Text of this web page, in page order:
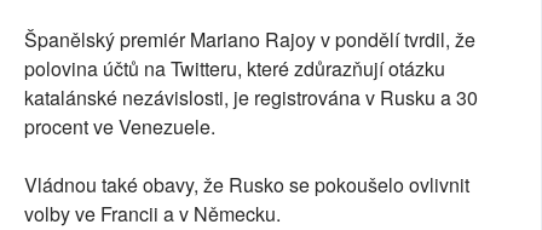
Španělský premiér Mariano Rajoy v pondělí tvrdil, že
polovina účtů na Twitteru, které zdůrazňují otázku
katalánské nezávislosti, je registrována v Rusku a 30
procent ve Venezuele.
Vládnou také obavy, že Rusko se pokoušelo ovlivnit
volby ve Francii a v Německu.